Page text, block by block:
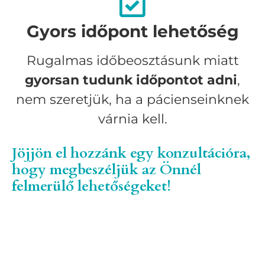
Gyors időpont lehetőség
Rugalmas időbeosztásunk miatt
gyorsan tudunk időpontot adni,
nem szeretjük, ha a pácienseinknek
várnia kell.
Jöjjön el hozzánk egy konzultációra,
hogy megbeszéljük az Önnél
felmerülő lehetőségeket!